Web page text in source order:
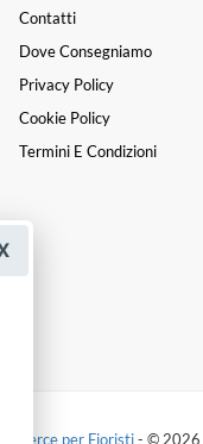
Contatti
Dove Consegniamo
Privacy Policy
Cookie Policy
Termini E Condizioni
per Fioristi- © 2026